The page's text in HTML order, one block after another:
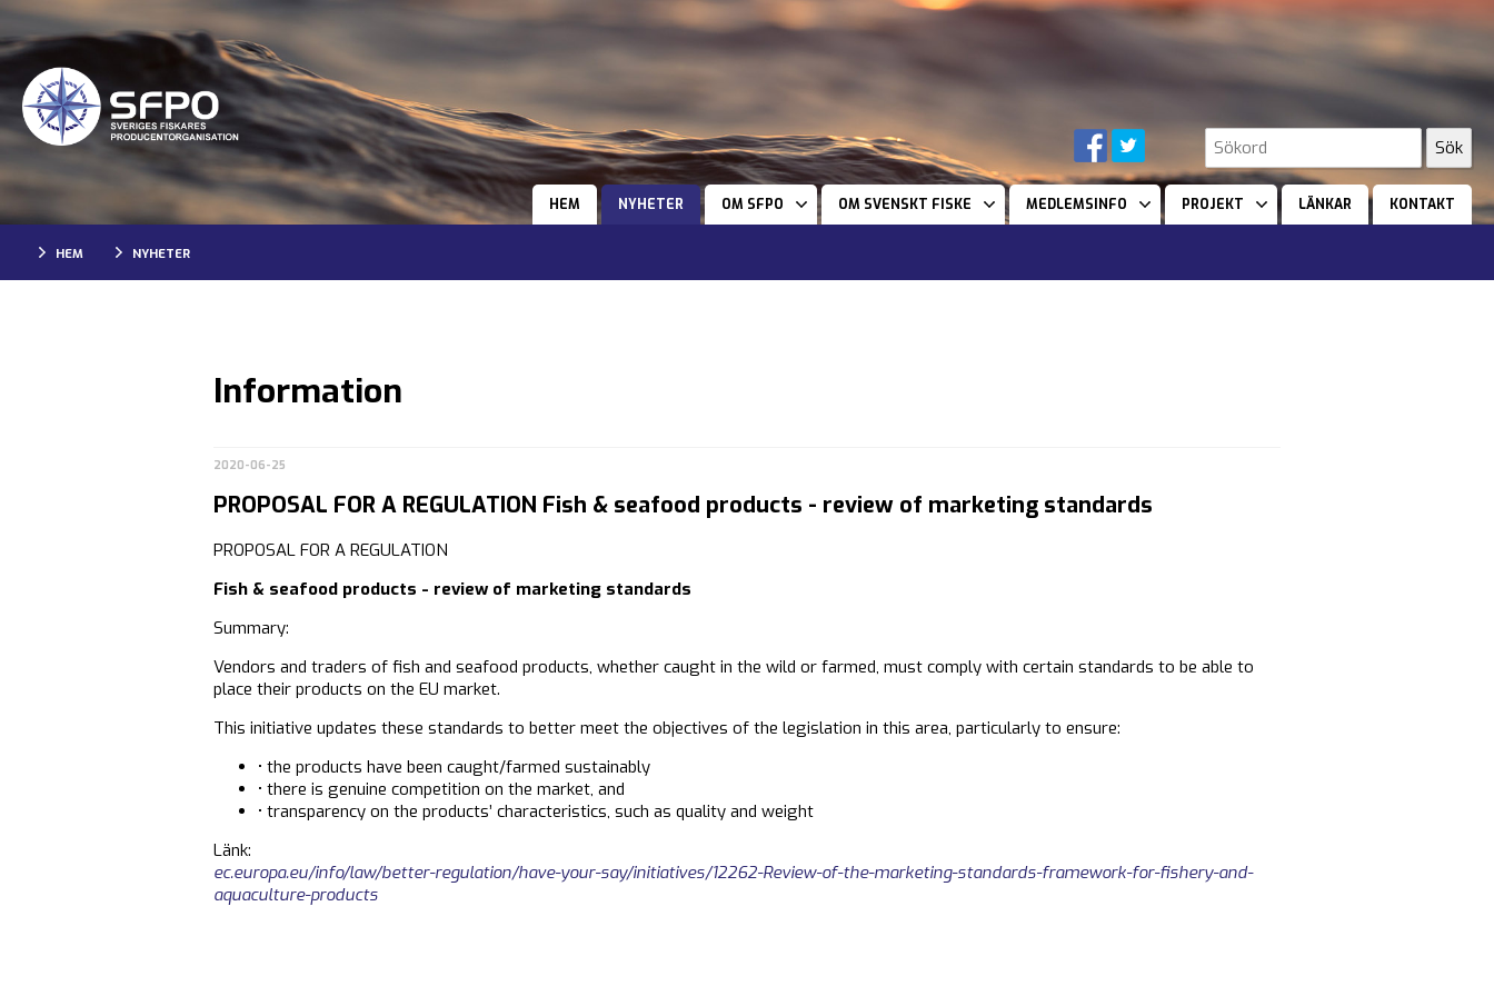
HEM NYHETER OM SFPO OM SVENSKT FISKE MEDLEMSINFO PROJEKT LÄNKAR KONTAKT
HEM NYHETER
Information
2020-06-25
PROPOSAL FOR A REGULATION Fish & seafood products - review of marketing standards
PROPOSAL FOR A REGULATION
Fish & seafood products - review of marketing standards
Summary:
Vendors and traders of fish and seafood products, whether caught in the wild or farmed, must comply with certain standards to be able to
place their products on the EU market.
This initiative updates these standards to better meet the objectives of the legislation in this area, particularly to ensure:
• the products have been caught/farmed sustainably
• there is genuine competition on the market, and
• transparency on the products’ characteristics, such as quality and weight
Länk:
ec.europa.eu/info/law/better-regulation/have-your-say/initiatives/12262-Review-of-the-marketing-standards-framework-for-fishery-and-
aquaculture-products